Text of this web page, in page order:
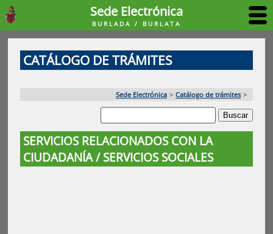
Sede Electrónica
BURLADA / BURLATA
CATÁLOGO DE TRÁMITES
Sede Electrónica > Catálogo de trámites >
SERVICIOS RELACIONADOS CON LA
CIUDADANÍA / SERVICIOS SOCIALES